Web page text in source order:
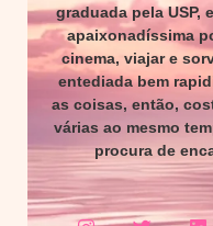
graduada pela USP,
apaixonadíssima
cinema, viajar e
entediada bem
as coisas, então,
várias ao mesmo
procura de